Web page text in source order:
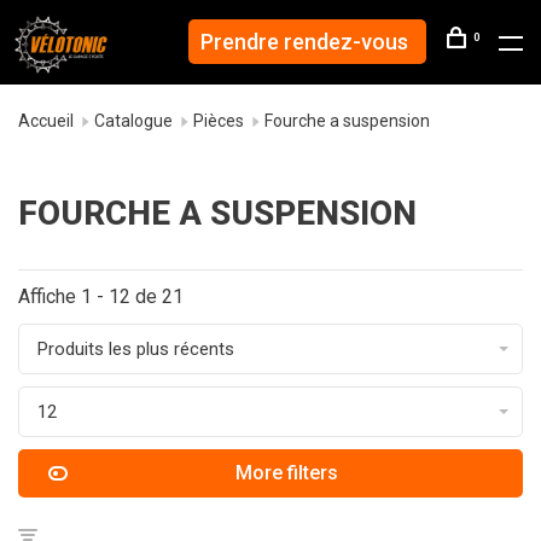
Prendre rendez-vous 0
Accueil Catalogue Pièces Fourche a suspension
FOURCHE A SUSPENSION
Affiche 1 - 12 de 21
Produits les plus récents
12
More filters